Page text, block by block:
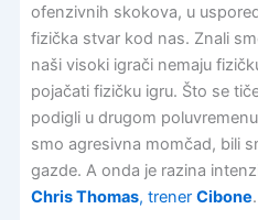
ofenzivnih skokova, u
fizička stvar kod nas. Znali
naši visoki igrači nemaju
pojačati fizičku igru. Što se
podigli u drugom
smo agresivna momčad, bili
gazde. A onda je razina
Chris Thomas, trener Cibone.